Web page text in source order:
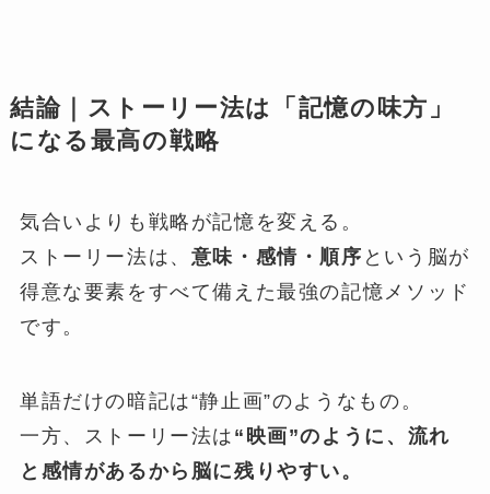
結論｜ストーリー法は「記憶の味方」
になる最高の戦略
気合いよりも戦略が記憶を変える。
ストーリー法は、 意味・感情・順序 という脳が
得意な要素をすべて備えた最強の記憶メソッド
です。
単語だけの暗記は“静止画”のようなもの。
一方、ストーリー法は “映画”のように、流れ
と感情があるから脳に残りやすい。